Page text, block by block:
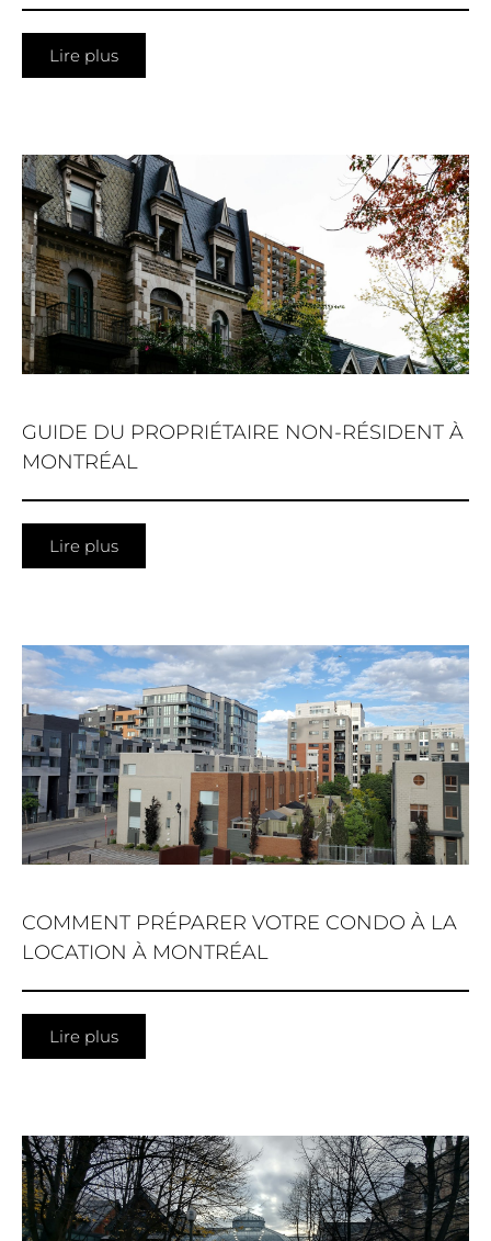
Lire plus
GUIDE DU PROPRIÉTAIRE NON-RÉSIDENT À
MONTRÉAL
Lire plus
COMMENT PRÉPARER VOTRE CONDO À LA
LOCATION À MONTRÉAL
Lire plus